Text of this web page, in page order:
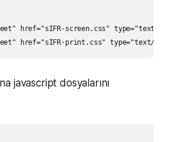
href="sIFR-screen.css" type="text/
javascript dosyalarını